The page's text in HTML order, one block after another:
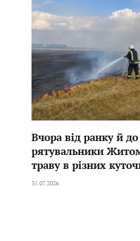
Вчора від ранку й
рятувальники
траву в різних
31.07.2026